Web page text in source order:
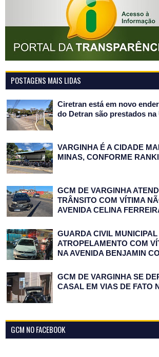
POSTAGENS MAIS LIDAS
Ciretran está em novo
do Detran são prestados na
VARGINHA É A CIDADE
MINAS, CONFORME
GCM DE VARGINHA
TRÂNSITO COM VÍTIMA
AVENIDA CELINA
GUARDA CIVIL MUNICIPAL
ATROPELAMENTO COM
NA AVENIDA BENJAMIN
GCM DE VARGINHA SE
CASAL EM VIAS DE FATO
GCM NO FACEBOOK